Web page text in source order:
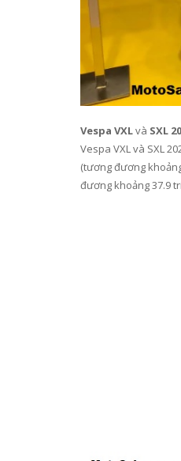
Vespa VXLvà SXL
Vespa VXL và SXL
(tương đương
đương khoảng 37.9